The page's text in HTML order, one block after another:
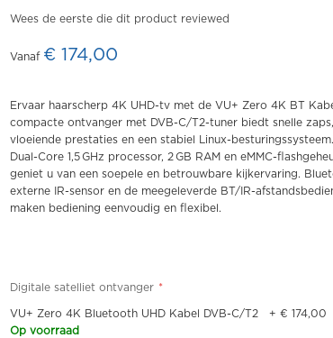
Wees de eerste die dit product reviewed
€ 174,00
Ervaar haarscherp 4K UHD-tv met de VU+ Zero 4K BT
compacte ontvanger met DVB-C/T2-tuner biedt snelle zaps,
vloeiende prestaties en een stabiel Linux-
Dual-Core 1,5 GHz processor, 2 GB RAM en eMMC-
geniet u van een soepele en betrouwbare kijkervaring.
externe IR-sensor en de meegeleverde BT/IR-
maken bediening eenvoudig en flexibel.
Digitale satelliet ontvanger
VU+ Zero 4K Bluetooth UHD Kabel DVB-C/T2 + € 174,00
Op voorraad